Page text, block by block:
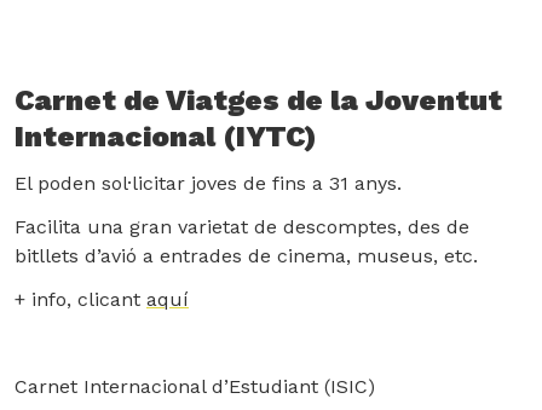
Carnet de Viatges de la Joventut
Internacional (IYTC)
El poden sol·licitar joves de fins a 31 anys.
Facilita una gran varietat de descomptes, des de
bitllets d’avió a entrades de cinema, museus, etc.
+ info, clicant aquí
Carnet Internacional d’Estudiant (ISIC)